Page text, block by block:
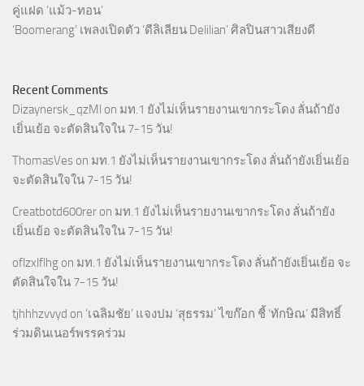
คู่แฝด ‘แม้ว-ทอน’
‘Boomerang’ เพลงเปิดตัว ‘ดีลิเลียน Delilian’ ศิลปินสาวเสียงดี
Recent Comments
Dizaynersk_qzMl on มท.1 ยังไม่เห็นรายงานเขากระโดง ลั่นถ้ายัง
เยิ่นเย้อ จะตัดสินใจใน 7-15 วัน!
ThomasVes on มท.1 ยังไม่เห็นรายงานเขากระโดง ลั่นถ้ายังเยิ่นเย้อ
จะตัดสินใจใน 7-15 วัน!
Creatbotd600rer on มท.1 ยังไม่เห็นรายงานเขากระโดง ลั่นถ้ายัง
เยิ่นเย้อ จะตัดสินใจใน 7-15 วัน!
oflzxlflhg on มท.1 ยังไม่เห็นรายงานเขากระโดง ลั่นถ้ายังเยิ่นเย้อ จะ
ตัดสินใจใน 7-15 วัน!
tjhhhzvvyd on ‘เฉลิมชัย’ แจงปม ‘สุธรรม’ ไขก๊อก ชี้ ‘ทักษิณ’ มีสิทธิ์
ร่วมดินเนอร์พรรคร่วม